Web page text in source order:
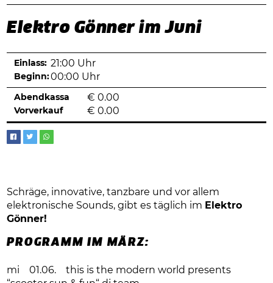
Elektro Gönner im Juni
Einlass: 21:00 Uhr
Beginn:00:00 Uhr
Abendkassa € 0.00
Vorverkauf € 0.00
Schräge, innovative, tanzbare und vor allem
elektronische Sounds, gibt es täglich im Elektro
Gönner!
PROGRAMM IM MÄRZ:
mi 01.06. this is the modern world presents